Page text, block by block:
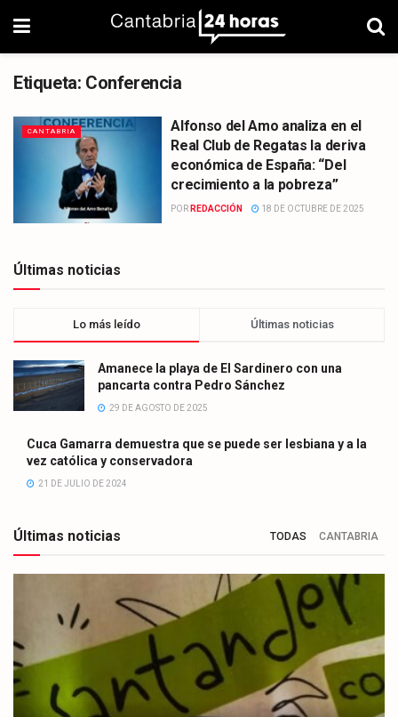
Etiqueta: Conferencia
CANTABRIA
Alfonso del Amo analiza en el
Real Club de Regatas la deriva
económica de España: “Del
crecimiento a la pobreza”
POR REDACCIÓN 18 DE OCTUBRE DE 2025
Últimas noticias
Lo más leído Últimas noticias
Amanece la playa de El Sardinero con una
pancarta contra Pedro Sánchez
29 DE AGOSTO DE 2025
Cuca Gamarra demuestra que se puede ser lesbiana y a la
vez católica y conservadora
21 DE JULIO DE 2024
Últimas noticias TODAS CANTABRIA